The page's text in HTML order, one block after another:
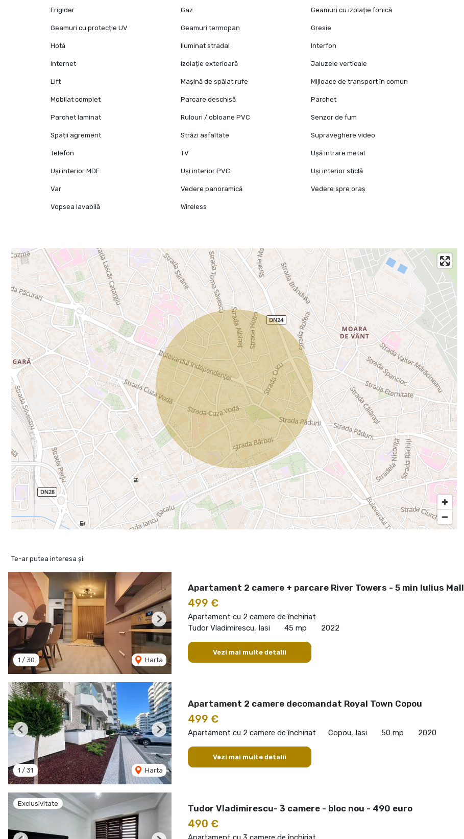
Frigider Gaz Geamuri cu izolație fonică
Geamuri cu protecție UV Geamuri termopan Gresie
Hotă Iluminat stradal Interfon
Internet Izolație exterioară Jaluzele verticale
Lift Mașină de spălat rufe Mijloace de transport în comun
Mobilat complet Parcare deschisă Parchet
Parchet laminat Rulouri / obloane PVC Senzor de fum
Spații agrement Străzi asfaltate Supraveghere video
Telefon TV Ușă intrare metal
Uși interior MDF Uși interior PVC Uși interior sticlă
Var Vedere panoramică Vedere spre oraș
Vopsea lavabilă Wireless
Te-ar putea interesa și:
1 / 30 Harta
Previous Next
Apartament 2 camere + parcare River Towers - 5 min Iulius Mall
499 €
Apartament cu 2 camere de închiriat
Tudor Vladimirescu, Iasi
45 mp 2022
Vezi mai multe detalii
1 / 31 Harta
Previous Next
Apartament 2 camere decomandat Royal Town Copou
499 €
Apartament cu 2 camere de închiriat Copou, Iasi 50 mp 2020
Vezi mai multe detalii
Exclusivitate
Tudor Vladimirescu- 3 camere - bloc nou - 490 euro
490 €